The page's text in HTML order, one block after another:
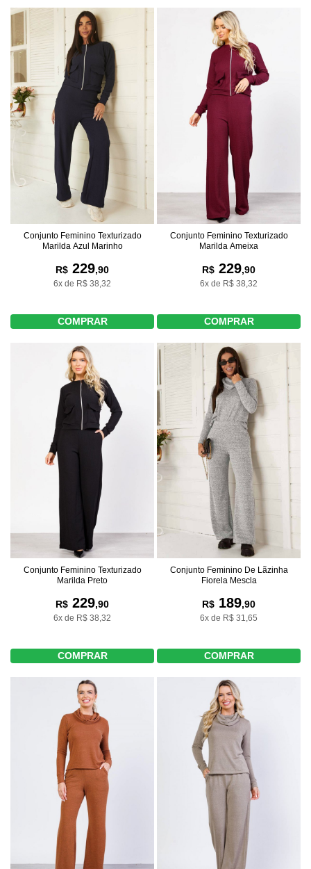
Conjunto Feminino Texturizado
Marilda Azul Marinho
R$ 229,90
6x de R$ 38,32
COMPRAR
Conjunto Feminino Texturizado
Marilda Ameixa
R$ 229,90
6x de R$ 38,32
COMPRAR
Conjunto Feminino Texturizado
Marilda Preto
R$ 229,90
6x de R$ 38,32
COMPRAR
Conjunto Feminino De Lãzinha
Fiorela Mescla
R$ 189,90
6x de R$ 31,65
COMPRAR